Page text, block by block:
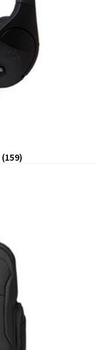
(159)